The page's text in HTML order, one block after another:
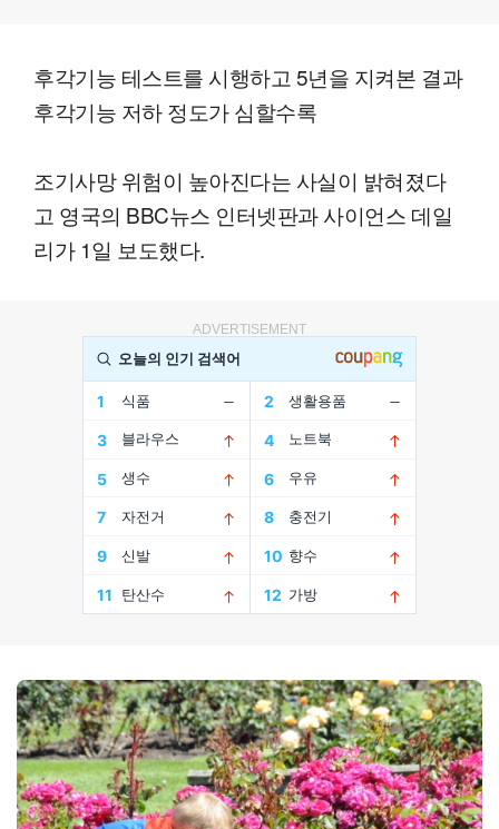
후각기능 테스트를 시행하고 5년을 지켜본 결과
후각기능 저하 정도가 심할수록
조기사망 위험이 높아진다는 사실이 밝혀졌다
고 영국의 BBC뉴스 인터넷판과 사이언스 데일
리가 1일 보도했다.
ADVERTISEMENT